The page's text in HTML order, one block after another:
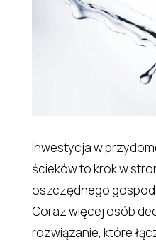
Inwestycja w
ścieków to krok w
oszczędnego
Coraz więcej osób
rozwiązanie, które